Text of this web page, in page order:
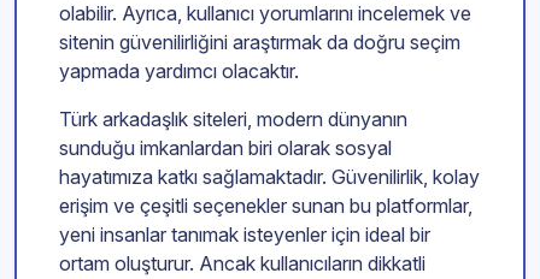
olabilir. Ayrıca, kullanıcı yorumlarını incelemek ve
sitenin güvenilirliğini araştırmak da doğru seçim
yapmada yardımcı olacaktır.
Türk arkadaşlık siteleri, modern dünyanın
sunduğu imkanlardan biri olarak sosyal
hayatımıza katkı sağlamaktadır. Güvenilirlik, kolay
erişim ve çeşitli seçenekler sunan bu platformlar,
yeni insanlar tanımak isteyenler için ideal bir
ortam oluşturur. Ancak kullanıcıların dikkatli